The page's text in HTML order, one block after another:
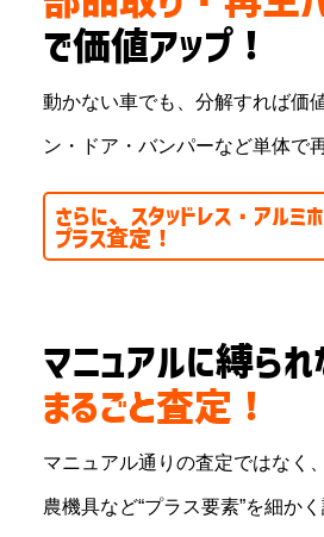
で価値アップ！
動かない車でも、分解すれば価
ン・ドア・バンパーなど単体で
さらに、スタッドレス・アルミホ
プラス査定！
マニュアルに縛られ
まるごと査定！
マニュアル通りの査定ではなく
農機具など“プラス要素”を細か